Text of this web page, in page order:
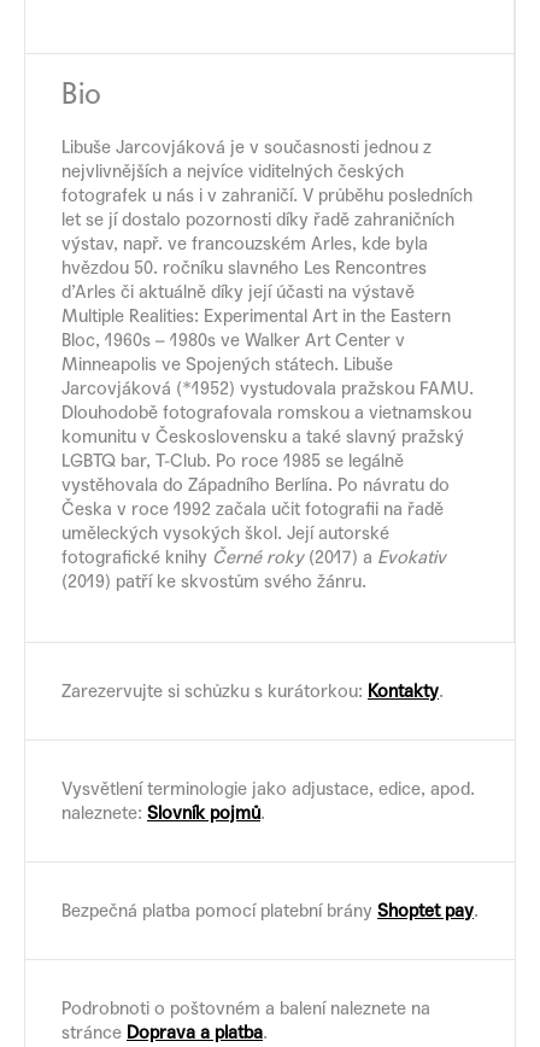
Bio
Libuše Jarcovjáková je v současnosti jednou z
nejvlivnějších a nejvíce viditelných českých
fotografek u nás i v zahraničí. V průběhu posledních
let se jí dostalo pozornosti díky řadě zahraničních
výstav, např. ve francouzském Arles, kde byla
hvězdou 50. ročníku slavného Les Rencontres
d’Arles či aktuálně díky její účasti na výstavě
Multiple Realities: Experimental Art in the Eastern
Bloc, 1960s – 1980s ve Walker Art Center v
Minneapolis ve Spojených státech. Libuše
Jarcovjáková (*1952) vystudovala pražskou FAMU.
Dlouhodobě fotografovala romskou a vietnamskou
komunitu v Československu a také slavný pražský
LGBTQ bar, T-Club. Po roce 1985 se legálně
vystěhovala do Západního Berlína. Po návratu do
Česka v roce 1992 začala učit fotografii na řadě
uměleckých vysokých škol. Její autorské
fotografické knihy Černé roky(2017) a Evokativ
(2019) patří ke skvostům svého žánru.
Zarezervujte si schůzku s kurátorkou: Kontakty.
Vysvětlení terminologie jako adjustace, edice, apod.
naleznete: Slovník pojmů.
Bezpečná platba pomocí platební brány Shoptet pay.
Podrobnoti o poštovném a balení naleznete na
stránce Doprava a platba.